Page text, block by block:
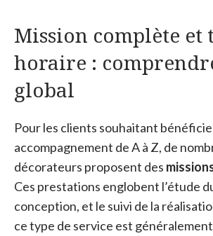
Mission complète
horaire :
global
Pour les clients souhaitant
accompagnement de A à Z, de
décorateurs proposent des
Ces prestations englobent l’étude
conception, et le suivi de la
ce type de service est